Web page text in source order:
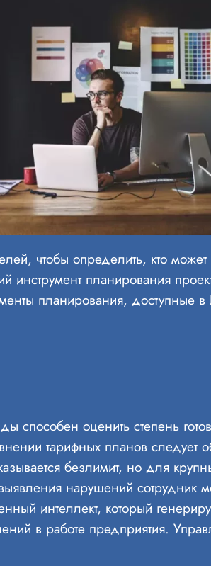
чтобы определить, кто
планирования
планирования, доступные
способен оценить степень
тарифных планов следует
безлимит, но для
нарушений сотрудник
интеллект, который
в работе предприятия.